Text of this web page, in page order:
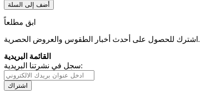
أضف إلى السلة
ابق مطلعاً
اشترك للحصول على أحدث أخبار الطقوس والعروض الحصرية.
القائمة البريدية
سجل في نشرتنا البريدية:
اشتراك